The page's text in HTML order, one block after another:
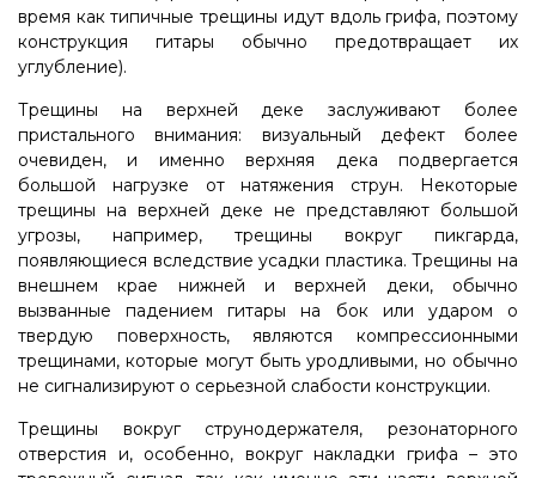
время как типичные трещины идут вдоль грифа, поэтому
конструкция гитары обычно предотвращает их
углубление).
Трещины на верхней деке заслуживают более
пристального внимания: визуальный дефект более
очевиден, и именно верхняя дека подвергается
большой нагрузке от натяжения струн. Некоторые
трещины на верхней деке не представляют большой
угрозы, например, трещины вокруг пикгарда,
появляющиеся вследствие усадки пластика. Трещины на
внешнем крае нижней и верхней деки, обычно
вызванные падением гитары на бок или ударом о
твердую поверхность, являются компрессионными
трещинами, которые могут быть уродливыми, но обычно
не сигнализируют о серьезной слабости конструкции.
Трещины вокруг струнодержателя, резонаторного
отверстия и, особенно, вокруг накладки грифа – это